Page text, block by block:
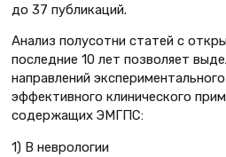
до 37 публикаций.
Анализ полусотни статей с
последние 10 лет позволяет
направлений
эффективного клинического
содержащих ЭМГПС:
1) В неврологии